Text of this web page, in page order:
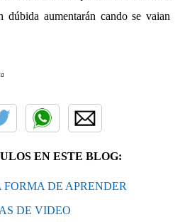
dúbida aumentarán cando se vaian
EN ESTE BLOG:
DE APRENDER
DE VIDEO